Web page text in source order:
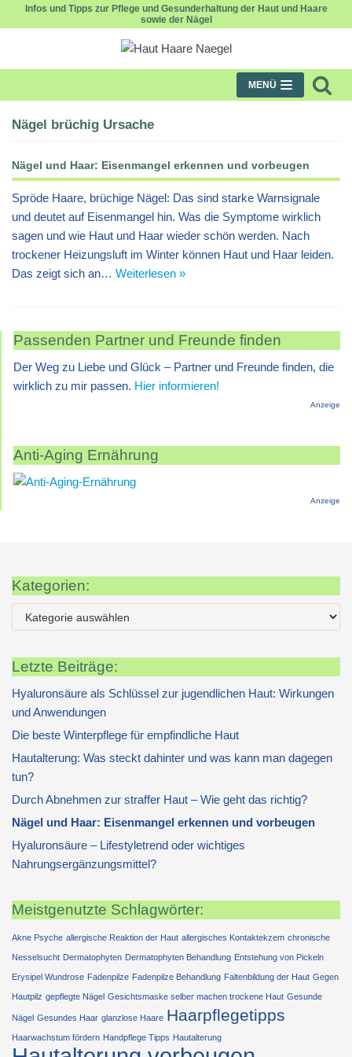
Infos und Tipps zur Pflege und Gesunderhaltung der Haut und Haare
sowie der Nägel
MENÜ
Nägel brüchig Ursache
Nägel und Haar: Eisenmangel erkennen und vorbeugen
Spröde Haare, brüchige Nägel: Das sind starke Warnsignale
und deutet auf Eisenmangel hin. Was die Symptome wirklich
sagen und wie Haut und Haar wieder schön werden. Nach
trockener Heizungsluft im Winter können Haut und Haar leiden.
Das zeigt sich an… Weiterlesen »
Passenden Partner und Freunde finden
Der Weg zu Liebe und Glück – Partner und Freunde finden, die
wirklich zu mir passen. Hier informieren!
Anzeige
Anti-Aging Ernährung
Anzeige
Kategorien:
Letzte Beiträge:
Hyaluronsäure als Schlüssel zur jugendlichen Haut: Wirkungen
und Anwendungen
Die beste Winterpflege für empfindliche Haut
Hautalterung: Was steckt dahinter und was kann man dagegen
tun?
Durch Abnehmen zur straffer Haut – Wie geht das richtig?
Nägel und Haar: Eisenmangel erkennen und vorbeugen
Hyaluronsäure – Lifestyletrend oder wichtiges
Nahrungsergänzungsmittel?
Meistgenutzte Schlagwörter:
Akne Psyche allergische Reaktion der Haut allergisches Kontaktekzem chronische
Nesselsucht Dermatophyten Dermatophyten Behandlung Entstehung von Pickeln
Erysipel Wundrose Fadenpilze Fadenpilze Behandlung Faltenbildung der Haut Gegen
Hautpilz gepflegte Nägel Gesichtsmaske selber machen trockene Haut Gesunde
Nägel Gesundes Haar glanzlose Haare Haarpflegetipps
Haarwachstum fördern Handpflege Tipps Hautalterung